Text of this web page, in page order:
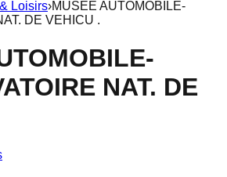
Loisirs›MUSEE AUTOMOBILE-
DE VEHICU .
NAT. DE